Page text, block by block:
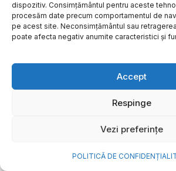
dispozitiv. Consimțământul pentru aceste
procesăm date precum comportamentul de
pe acest site. Neconsimțământul sau
poate afecta negativ anumite caracteristici și
Accept
Respinge
Vezi preferințe
POLITICĂ DE
frumoase amintiri ale
o bijuterie Pandora pe